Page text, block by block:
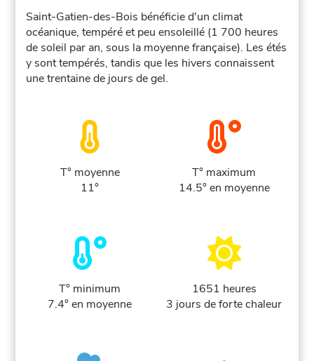
Saint-Gatien-des-Bois bénéficie d'un climat
océanique, tempéré et peu ensoleillé (1 700 heures
de soleil par an, sous la moyenne française). Les étés
y sont tempérés, tandis que les hivers connaissent
une trentaine de jours de gel.
T° moyenne
11°
T° maximum
14.5° en moyenne
T° minimum
7.4° en moyenne
1651 heures
3 jours de forte chaleur